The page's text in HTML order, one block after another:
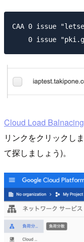
CAA 0 issue
Cloud Load Balnacing
リンクをクリックし
て探しましょう)。